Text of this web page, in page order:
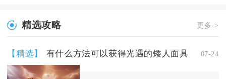
精选攻略 更多->
【精选】 有什么方法可以获得光遇的矮人面具 07-24